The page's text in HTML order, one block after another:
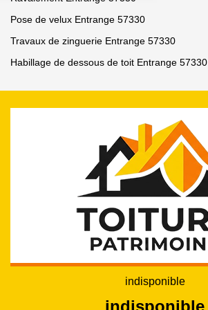
Pose de velux Entrange 57330
Travaux de zinguerie Entrange 57330
Habillage de dessous de toit Entrange 57330
indisponible
indisponible